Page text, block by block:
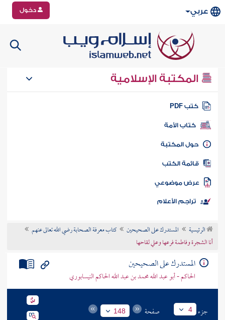
عربي دخول
المكتبة الإسلامية
كتب PDF
كتاب الأمة
المكتبة
الكتب
موضوعي
تراجم الأعلام
الرئيسية المستدرك على الصحيحين
كتاب معرفة الصحابة رضي الله تعالى عنهم
أنا الشجرة وفاطمة فرعها وعلي لقاحها
المستدرك على الصحيحين
الحاكم - أبو عبد الله محمد بن عبد الله الحاكم النيسابوري
جزء 4 صفحة 148